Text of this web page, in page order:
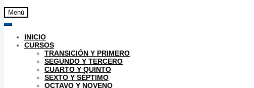
Menú
INICIO
CURSOS
TRANSICIÓN Y PRIMERO
SEGUNDO Y TERCERO
CUARTO Y QUINTO
SEXTO Y SÉPTIMO
OCTAVO Y NOVENO